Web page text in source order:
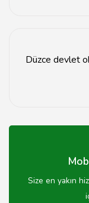
Düzce devlet
etkinlikler gibi
Size en yakın